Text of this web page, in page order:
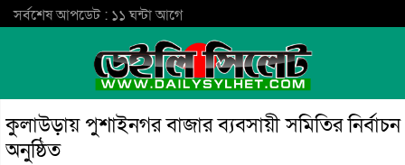
সর্বশেষ আপডেট : ১১ ঘন্টা আগে
কুলাউড়ায় পুশাইনগর বাজার ব্যবসায়ী সমিতির নির্বাচন
অনুষ্ঠিত